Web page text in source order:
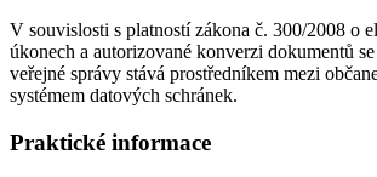
V souvislosti s platností zákona č. 300/2008 o
úkonech a autorizované konverzi dokumentů
veřejné správy stává prostředníkem mezi
systémem datových schránek.
Praktické informace